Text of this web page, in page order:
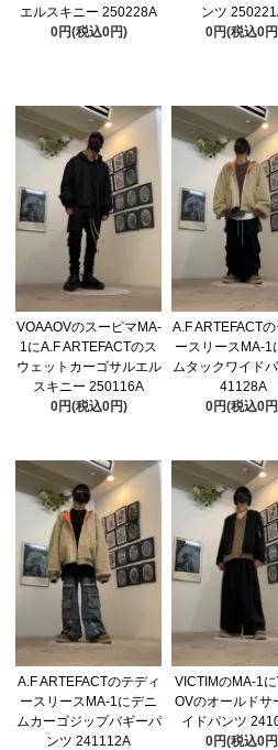
エルスキニー 250228A
0円(税込0円)
ンツ
0円(税込0
VOAAOVのスーピマMA-
1にA.F ARTEFACTのス
ウェットカーゴサルエル
スキニー 250116A
0円(税込0円)
A.F ARTEFACT
ースリースMA-1
ムタックワイド
41128A
0円(税込0
A.F ARTEFACTのテディ
ースリースMA-1にデニ
ムカーゴジップバギーパ
ンツ 241112A
VICTIMのMA-1
OVのオールドサ
イドパンツ
0円(税込0